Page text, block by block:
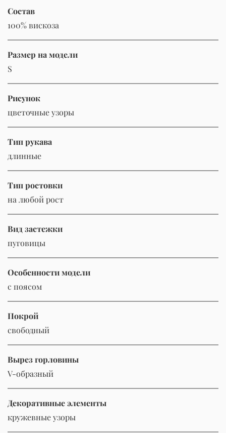
Состав
100% вискоза
Размер на модели
S
Рисунок
цветочные узоры
Тип рукава
длинные
Тип ростовки
на любой рост
Вид застежки
пуговицы
Особенности модели
с поясом
Покрой
свободный
Вырез горловины
V-образный
Декоративные элементы
кружевные узоры